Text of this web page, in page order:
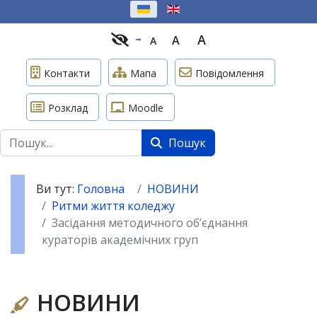
A A A
Контакти Мапа Повідомлення
Розклад Moodle
Пошук Пошук
Ви тут: Головна
НОВИНИ
Ритми життя коледжу
Засідання методичного об’єднання
кураторів академічних груп
НОВИНИ